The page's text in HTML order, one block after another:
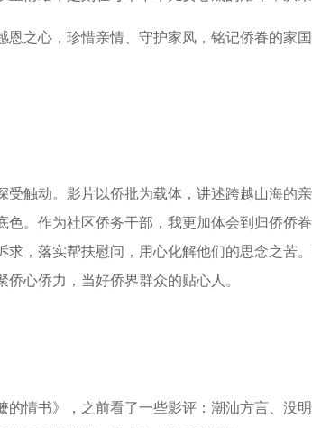
恩之心，珍惜亲情、守护家风，铭记侨眷的家
受触动。影片以侨批为载体，讲述跨越山海的
色。作为社区侨务干部，我更加体会到归侨侨
求，落实帮扶慰问，用心化解他们的思念之苦
心侨力，当好侨界群众的贴心人。
的情书》，之前看了一些影评：潮汕方言、没